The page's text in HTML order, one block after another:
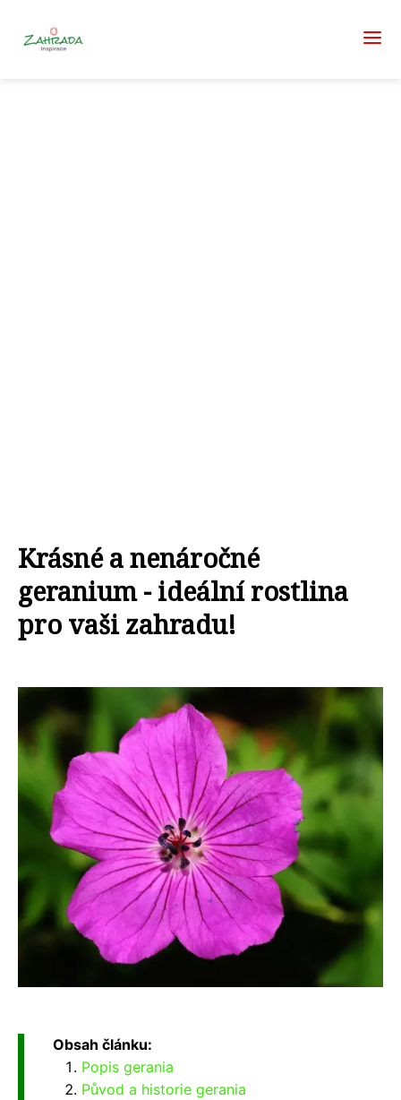
Krásné a nenáročné
geranium - ideální rostlina
pro vaši zahradu!
Obsah článku:
Popis gerania
Původ a historie gerania